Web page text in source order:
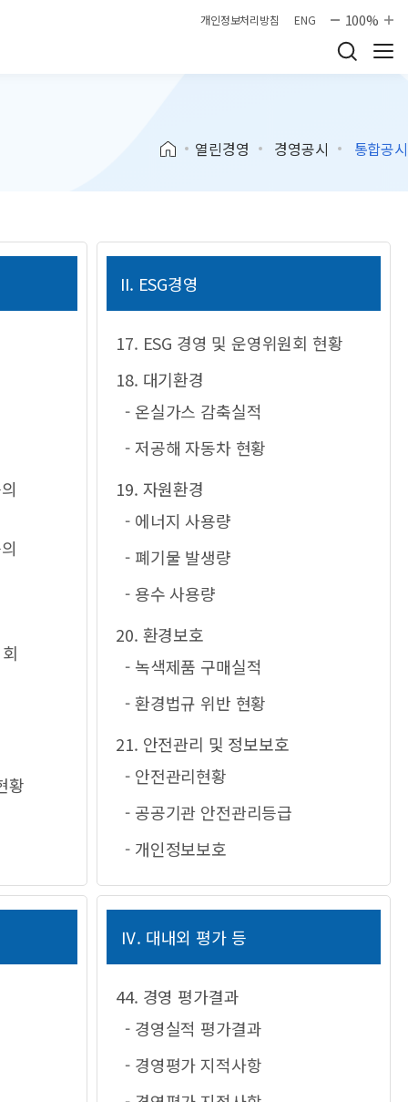
개인정보처리방침 ENG 100%
열린경영 경영공시 통합공시
황
II. ESG경영
17. ESG 경영 및 운영위원회 현황
18. 대기환경
- 온실가스 감축실적
- 저공해 자동차 현황
19. 자원환경
- 에너지 사용량
- 폐기물 발생량
- 용수 사용량
20. 환경보호
- 녹색제품 구매실적
- 환경법규 위반 현황
21. 안전관리 및 정보보호
- 안전관리현황
- 공공기관 안전관리등급
- 개인정보보호
Ⅳ. 대내외 평가 등
44. 경영 평가결과
- 경영실적 평가결과
- 경영평가 지적사항